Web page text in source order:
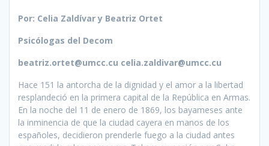
Por: Celia Zaldívar y Beatriz Ortet
Psicólogas del Decom
beatriz.ortet@umcc.cu celia.zaldivar@umcc.cu
Hace 151 la antorcha de la dignidad y el amor a la libertad
resplandeció en la primera capital de la República en Armas.
En la noche del 11 de enero de 1869, los bayameses ante
la inminencia de que la ciudad cayera en manos de los
españoles, decidieron prenderle fuego a la ciudad antes